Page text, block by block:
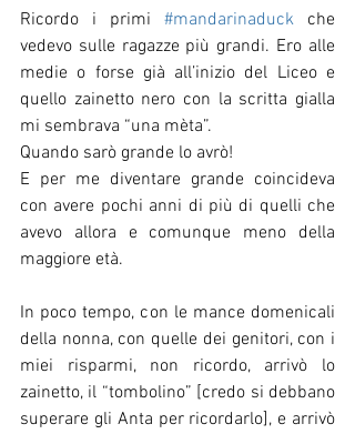
Ricordo i primi #mandarinaduck che
vedevo sulle ragazze più grandi. Ero alle
medie o forse già all’inizio del Liceo e
quello zainetto nero con la scritta gialla
mi sembrava “una mèta”.
Quando sarò grande lo avrò!
E per me diventare grande coincideva
con avere pochi anni di più di quelli che
avevo allora e comunque meno della
maggiore età.
In poco tempo, con le mance domenicali
della nonna, con quelle dei genitori, con i
miei risparmi, non ricordo, arrivò lo
zainetto, il “tombolino” [credo si debbano
superare gli Anta per ricordarlo], e arrivò